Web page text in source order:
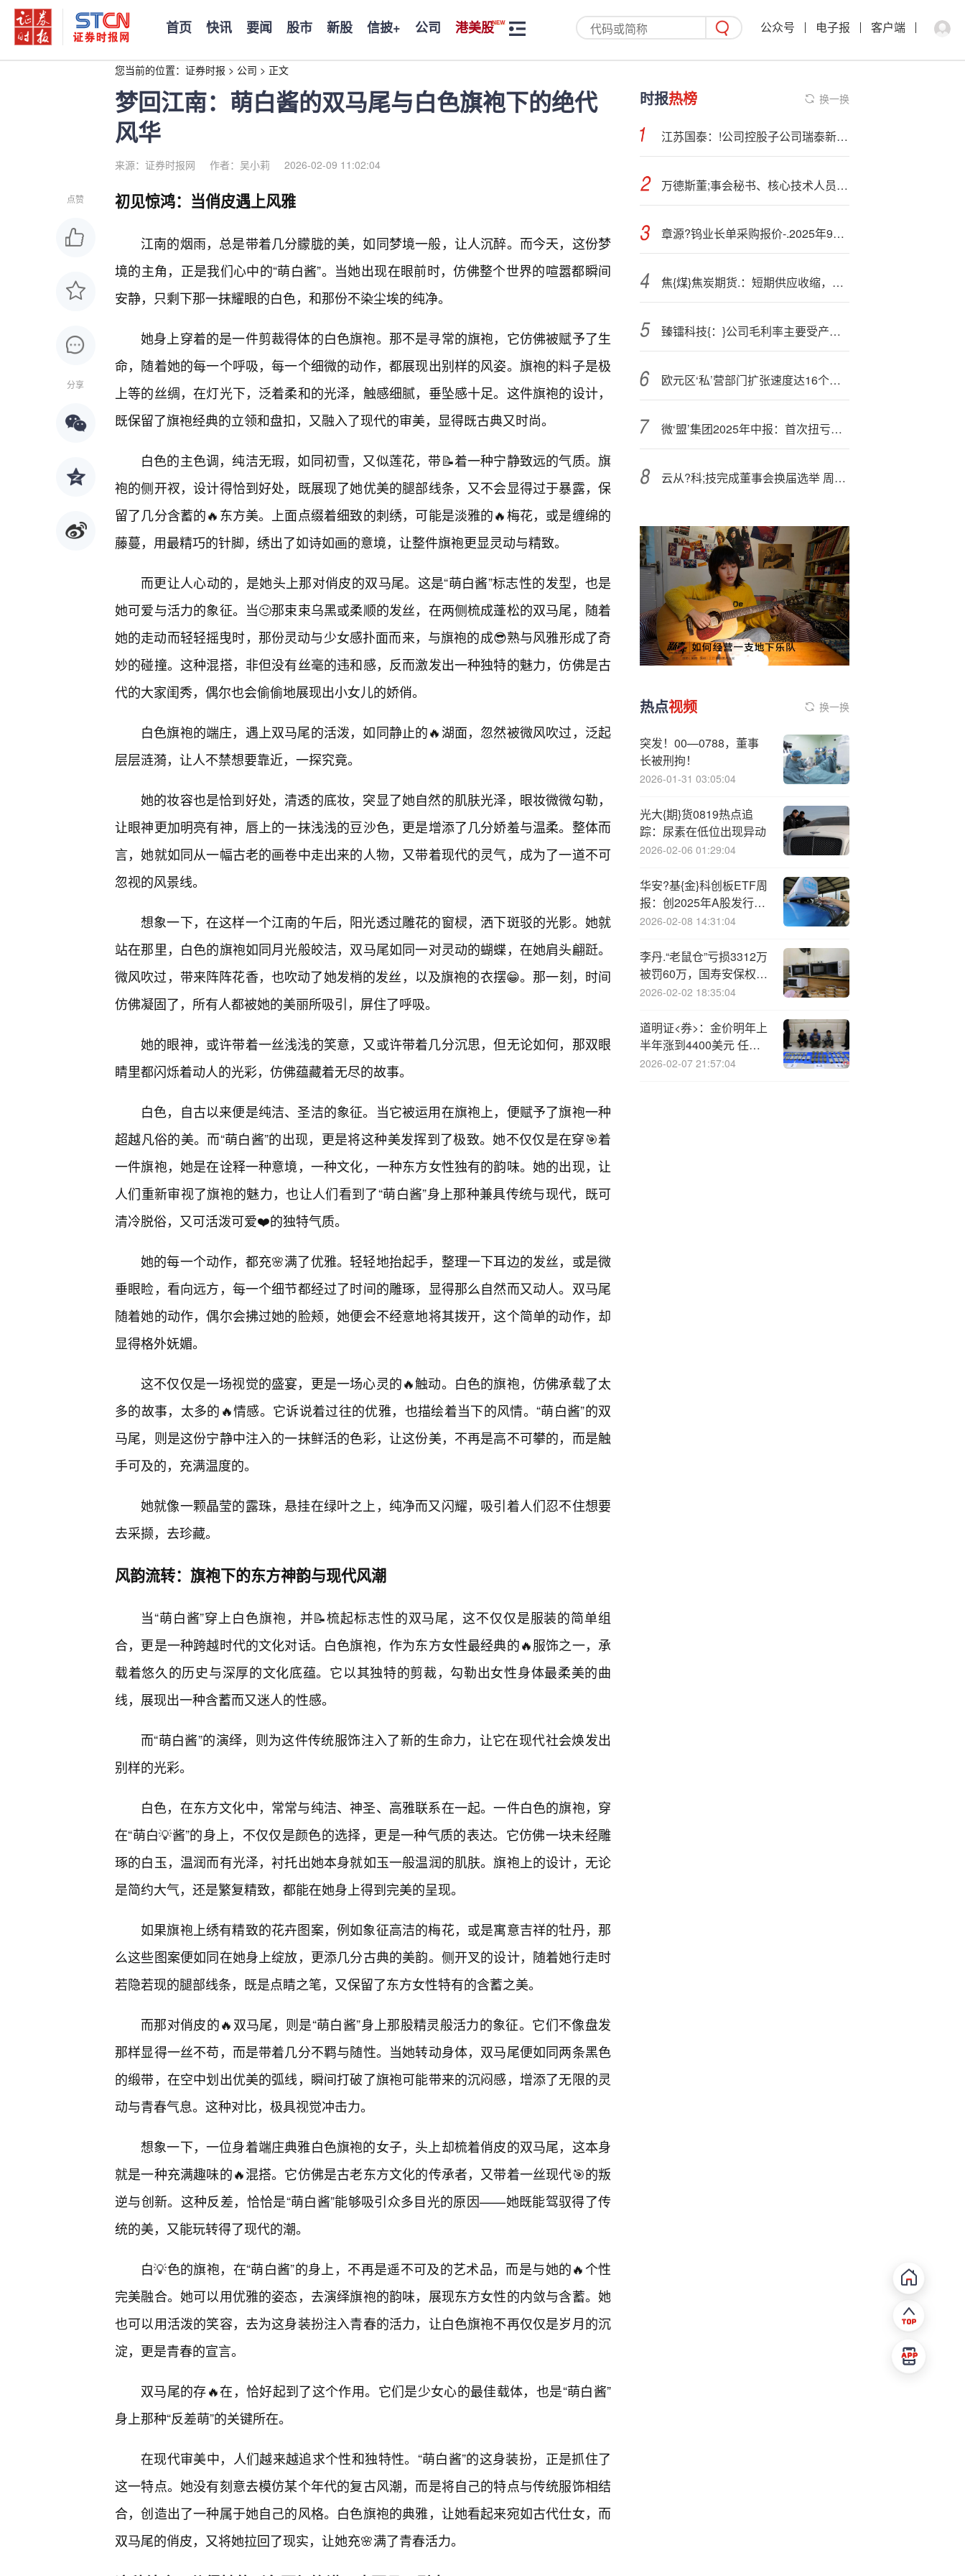
首页 快讯 要闻 股市 新股 信披+ 公司 港美股 公众号 电子报 客户端
您当前的位置： 证券时报 > 公司 > 正文
梦回江南：萌白酱的双马尾与白色旗袍下的绝代
风华
来源：证券时报网 作者：吴小莉 2026-02-09 11:02:04
点赞
分享
初见惊鸿：当俏皮遇上风雅
江南的烟雨，总是带着几分朦胧的美，如同梦境一般，让人沉醉。而今天，这份梦
境的主角，正是我们心中的“萌白酱”。当她出现在眼前时，仿佛整个世界的喧嚣都瞬间
安静，只剩下那一抹耀眼的白色，和那份不染尘埃的纯净。
她身上穿着的是一件剪裁得体的白色旗袍。那不是寻常的旗袍，它仿佛被赋予了生
命，随着她的每一个呼吸，每一个细微的动作，都展现出别样的风姿。旗袍的料子是极
上等的丝绸，在灯光下，泛着柔和的光泽，触感细腻，垂坠感十足。这件旗袍的设计，
既保留了旗袍经典的立领和盘扣，又融入了现代的审美，显得既古典又时尚。
白色的主色调，纯洁无瑕，如同初雪，又似莲花，带📝着一种宁静致远的气质。旗
袍的侧开衩，设计得恰到好处，既展现了她优美的腿部线条，又不会显得过于暴露，保
留了几分含蓄的🔥东方美。上面点缀着细致的刺绣，可能是淡雅的🔥梅花，或是缠绵的
藤蔓，用最精巧的针脚，绣出了如诗如画的意境，让整件旗袍更显灵动与精致。
而更让人心动的，是她头上那对俏皮的双马尾。这是“萌白酱”标志性的发型，也是
她可爱与活力的象征。当🙂那束束乌黑或柔顺的发丝，在两侧梳成蓬松的双马尾，随着
她的走动而轻轻摇曳时，那份灵动与少女感扑面而来，与旗袍的成😎熟与风雅形成了奇
妙的碰撞。这种混搭，非但没有丝毫的违和感，反而激发出一种独特的魅力，仿佛是古
代的大家闺秀，偶尔也会偷偷地展现出小女儿的娇俏。
白色旗袍的端庄，遇上双马尾的活泼，如同静止的🔥湖面，忽然被微风吹过，泛起
层层涟漪，让人不禁想要靠近，一探究竟。
她的妆容也是恰到好处，清透的底妆，突显了她自然的肌肤光泽，眼妆微微勾勒，
让眼神更加明亮有神，唇上的一抹浅浅的豆沙色，更是增添了几分娇羞与温柔。整体而
言，她就如同从一幅古老的画卷中走出来的人物，又带着现代的灵气，成为了一道不可
忽视的风景线。
想象一下，在这样一个江南的午后，阳光透过雕花的窗棂，洒下斑驳的光影。她就
站在那里，白色的旗袍如同月光般皎洁，双马尾如同一对灵动的蝴蝶，在她肩头翩跹。
微风吹过，带来阵阵花香，也吹动了她发梢的发丝，以及旗袍的衣摆😁。那一刻，时间
仿佛凝固了，所有人都被她的美丽所吸引，屏住了呼吸。
她的眼神，或许带着一丝浅浅的笑意，又或许带着几分沉思，但无论如何，那双眼
睛里都闪烁着动人的光彩，仿佛蕴藏着无尽的故事。
白色，自古以来便是纯洁、圣洁的象征。当它被运用在旗袍上，便赋予了旗袍一种
超越凡俗的美。而“萌白酱”的出现，更是将这种美发挥到了极致。她不仅仅是在穿🎯着
一件旗袍，她是在诠释一种意境，一种文化，一种东方女性独有的韵味。她的出现，让
人们重新审视了旗袍的魅力，也让人们看到了“萌白酱”身上那种兼具传统与现代，既可
清冷脱俗，又可活泼可爱❤️的独特气质。
她的每一个动作，都充🌸满了优雅。轻轻地抬起手，整理一下耳边的发丝，或是微
垂眼睑，看向远方，每一个细节都经过了时间的雕琢，显得那么自然而又动人。双马尾
随着她的动作，偶尔会拂过她的脸颊，她便会不经意地将其拨开，这个简单的动作，却
显得格外妩媚。
这不仅仅是一场视觉的盛宴，更是一场心灵的🔥触动。白色的旗袍，仿佛承载了太
多的故事，太多的🔥情感。它诉说着过往的优雅，也描绘着当下的风情。“萌白酱”的双
马尾，则是这份宁静中注入的一抹鲜活的色彩，让这份美，不再是高不可攀的，而是触
手可及的，充满温度的。
她就像一颗晶莹的露珠，悬挂在绿叶之上，纯净而又闪耀，吸引着人们忍不住想要
去采撷，去珍藏。
风韵流转：旗袍下的东方神韵与现代风潮
当“萌白酱”穿上白色旗袍，并📝梳起标志性的双马尾，这不仅仅是服装的简单组
合，更是一种跨越时代的文化对话。白色旗袍，作为东方女性最经典的🔥服饰之一，承
载着悠久的历史与深厚的文化底蕴。它以其独特的剪裁，勾勒出女性身体最柔美的曲
线，展现出一种含蓄而又迷人的性感。
而“萌白酱”的演绎，则为这件传统服饰注入了新的生命力，让它在现代社会焕发出
别样的光彩。
白色，在东方文化中，常常与纯洁、神圣、高雅联系在一起。一件白色的旗袍，穿
在“萌白💡酱”的身上，不仅仅是颜色的选择，更是一种气质的表达。它仿佛一块未经雕
琢的白玉，温润而有光泽，衬托出她本身就如玉一般温润的肌肤。旗袍上的设计，无论
是简约大气，还是繁复精致，都能在她身上得到完美的呈现。
如果旗袍上绣有精致的花卉图案，例如象征高洁的梅花，或是寓意吉祥的牡丹，那
么这些图案便如同在她身上绽放，更添几分古典的美韵。侧开叉的设计，随着她行走时
若隐若现的腿部线条，既是点睛之笔，又保留了东方女性特有的含蓄之美。
而那对俏皮的🔥双马尾，则是“萌白酱”身上那股精灵般活力的象征。它们不像盘发
那样显得一丝不苟，而是带着几分不羁与随性。当她转动身体，双马尾便如同两条黑色
的缎带，在空中划出优美的弧线，瞬间打破了旗袍可能带来的沉闷感，增添了无限的灵
动与青春气息。这种对比，极具视觉冲击力。
想象一下，一位身着端庄典雅白色旗袍的女子，头上却梳着俏皮的双马尾，这本身
就是一种充满趣味的🔥混搭。它仿佛是古老东方文化的传承者，又带着一丝现代🎯的叛
逆与创新。这种反差，恰恰是“萌白酱”能够吸引众多目光的原因——她既能驾驭得了传
统的美，又能玩转得了现代的潮。
白💡色的旗袍，在“萌白酱”的身上，不再是遥不可及的艺术品，而是与她的🔥个性
完美融合。她可以用优雅的姿态，去演绎旗袍的韵味，展现东方女性的内敛与含蓄。她
也可以用活泼的笑容，去为这身装扮注入青春的活力，让白色旗袍不再仅仅是岁月的沉
淀，更是青春的宣言。
双马尾的存🔥在，恰好起到了这个作用。它们是少女心的最佳载体，也是“萌白酱”
身上那种“反差萌”的关键所在。
在现代审美中，人们越来越追求个性和独特性。“萌白酱”的这身装扮，正是抓住了
这一特点。她没有刻意去模仿某个年代的复古风潮，而是将自己的特点与传统服饰相结
合，创造出了一种属于她自己的风格。白色旗袍的典雅，让她看起来宛如古代仕女，而
双马尾的俏皮，又将她拉回了现实，让她充🌸满了青春活力。
时报热榜 换一换
江苏国泰：!公司控股子公司瑞泰新材主要产品包含锂离子电池电解液、锂离子电池电解液添加剂等
万德斯董;事会秘书、核心技术人员辞职?
章源?钨业长单采购报价-.2025年9月下半月
焦{煤}焦炭期货.：短期供应收缩，双焦区间震荡
臻镭科技{：}公司毛利率主要受产品结构影响
欧元区‘私’营部门扩张速度达16个月以来最快 成员国表现分化
微‘盟’集团2025年中报：首次扭亏，营收7.75亿元业绩企稳回升
云从?科;技完成董事会换届选举 周曦担任董事长并兼任总经理
热点视频 换一换
突发！00—0788，董事
长被刑拘！
2026-01-31 03:05:04
光大{期}货0819热点追
踪：尿素在低位出现异动
2026-02-06 01:29:04
华安?基{金}科创板ETF周
报：创2025年A股发行价
新高，摩尔线程正式登陆
2026-02-08 14:31:04
李丹.“老鼠仓”亏损3312万
被罚60万，国寿安保权益
产品同陷困局
2026-02-02 18:35:04
道明证<券>：金价明年上
半年涨到4400美元 任何
回调都是买入机会
2026-02-07 21:57:04